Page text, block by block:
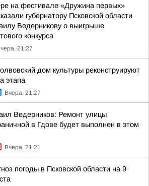
на фестивале «Дружина первых»
губернатору Псковской области
Ведерникову о выигрыше
конкурса
21:27
дом культуры реконструируют
этапа
Вчера, 21:27
Ведерников: Ремонт улицы
в Гдове будет выполнен в этом
Вчера, 21:21
погоды в Псковской области на 9